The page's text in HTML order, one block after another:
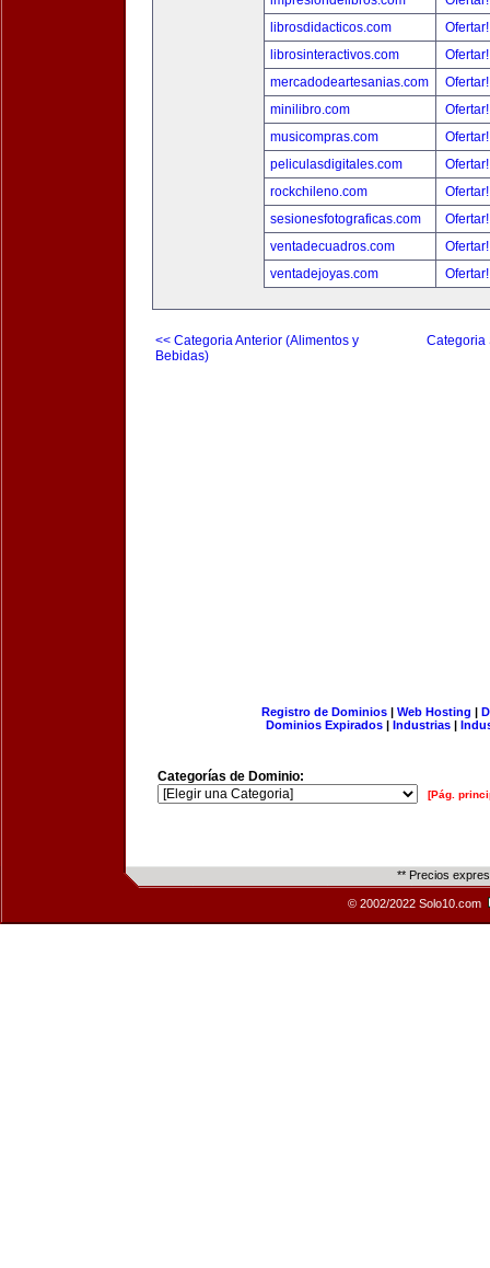
librosdidacticos.com
librosinteractivos.com
mercadodeartesanias.com
minilibro.com
musicompras.com
peliculasdigitales.com
rockchileno.com
sesionesfotograficas.com
ventadecuadros.com
ventadejoyas.com
<< Categoria Anterior (Alimentos y
Bebidas)
Categoria
Registro de Dominios| Web Hosting |
Dominios Expirados | Industrias |
Categorías de Dominio:
[Pág.
** Precios
© 2002/2022 Solo10.com